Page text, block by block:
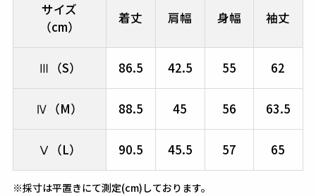
サイズ
（cm）
着丈 肩幅 身幅 袖丈
Ⅲ（S） 86.5 42.5 55 62
Ⅳ（M） 88.5 45 56 63.5
Ⅴ（L） 90.5 45.5 57 65
※採寸は平置きにて測定(cm)しております。